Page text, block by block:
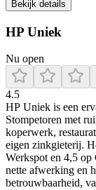
Bekijk details
HP Uniek
Nu open
4.5
HP Uniek is een
Stompetoren met
koperwerk,
eigen zinkgieterij.
Werkspot en 4,5 op
nette afwerking en
betrouwbaarheid,